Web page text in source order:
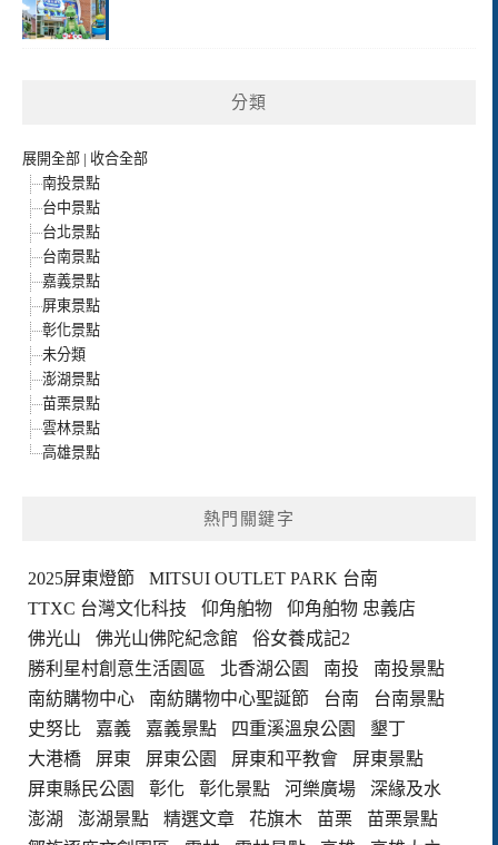
分類
展開全部 | 收合全部
南投景點
台中景點
台北景點
台南景點
嘉義景點
屏東景點
彰化景點
未分類
澎湖景點
苗栗景點
雲林景點
高雄景點
熱門關鍵字
2025屏東燈節
MITSUI OUTLET PARK 台南
TTXC 台灣文化科技
仰角舶物
仰角舶物 忠義店
佛光山
佛光山佛陀紀念館
俗女養成記2
勝利星村創意生活園區
北香湖公園 南投
南投景點
南紡購物中心
南紡購物中心聖誕節 台南
台南景點
史努比
嘉義 嘉義景點 四重溪溫泉公園
墾丁
大港橋
屏東 屏東公園 屏東和平教會
屏東景點
屏東縣民公園
彰化 彰化景點 河樂廣場
深緣及水
澎湖
澎湖景點 精選文章 花旗木 苗栗
苗栗景點